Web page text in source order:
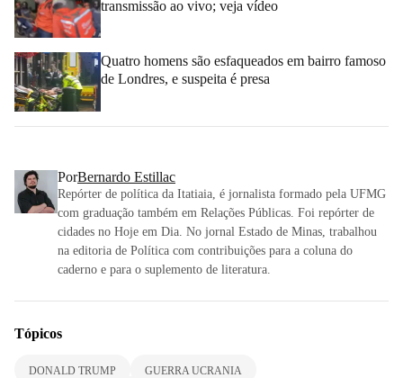
transmissão ao vivo; veja vídeo
Quatro homens são esfaqueados em bairro famoso
de Londres, e suspeita é presa
PorBernardo Estillac
Repórter de política da Itatiaia, é jornalista formado pela UFMG
com graduação também em Relações Públicas. Foi repórter de
cidades no Hoje em Dia. No jornal Estado de Minas, trabalhou
na editoria de Política com contribuições para a coluna do
caderno e para o suplemento de literatura.
Tópicos
DONALD TRUMP
GUERRA UCRANIA